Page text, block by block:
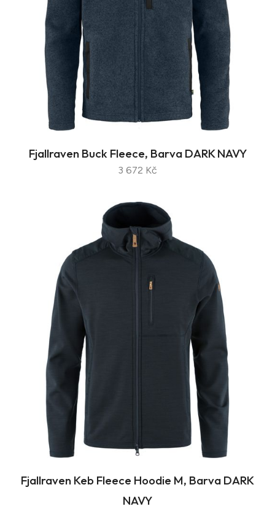
Fjallraven Buck Fleece, Barva DARK NAVY
3 672 Kč
Fjallraven Keb Fleece Hoodie M, Barva DARK
NAVY